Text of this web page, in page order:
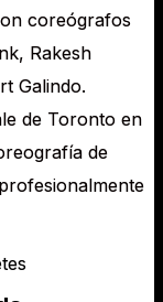
coreógrafos
Rakesh
Galindo.
de Toronto en
de